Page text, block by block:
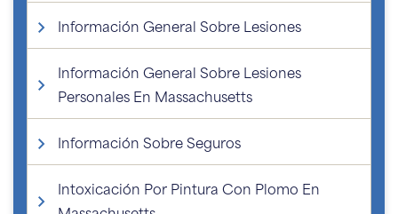
Información General Sobre Lesiones
Información General Sobre Lesiones
Personales En Massachusetts
Información Sobre Seguros
Intoxicación Por Pintura Con Plomo En